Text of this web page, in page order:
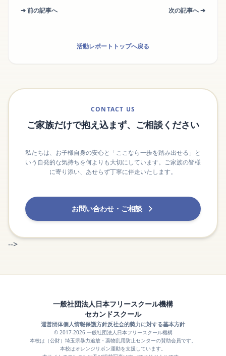
➔ 前の記事へ 次の記事へ ➔
活動レポートトップへ戻る
CONTACT US
ご家族だけで抱え込まず、ご相談ください
私たちは、お子様自身の安心と「ここなら一歩を踏み出せる」と
いう自発的な気持ちを何よりも大切にしています。ご家族の皆様
に寄り添い、あせらず丁寧に伴走いたします。
お問い合わせ・ご相談
-->
一般社団法人日本フリースクール機構
セカンドスクール
運営団体個人情報保護方針反社会的勢力に対する基本方針
© 2017-2026 一般社団法人日本フリースクール機構
本校は（公財）埼玉県暴力追放・薬物乱用防止センターの賛助会員です。
本校はオレンジリボン運動を支援しています。